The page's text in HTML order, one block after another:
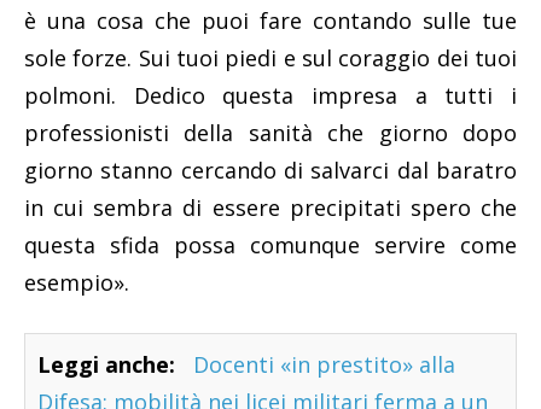
è una cosa che puoi fare contando sulle tue
sole forze. Sui tuoi piedi e sul coraggio dei tuoi
polmoni. Dedico questa impresa a tutti i
professionisti della sanità che giorno dopo
giorno stanno cercando di salvarci dal baratro
in cui sembra di essere precipitati spero che
questa sfida possa comunque servire come
esempio».
Leggi anche:
Docenti «in prestito» alla
Difesa: mobilità nei licei militari ferma a un